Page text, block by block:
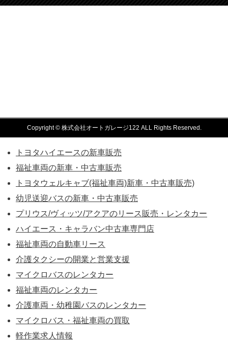
Copyright © 株式会社オートガレージ122 ALL Rights Reserved.
トヨタハイエースの新車販売
福祉車両の新車・中古車販売
トヨタウェルキャブ(福祉車両)新車・中古車販売)
幼児送迎バスの新車・中古車販売
プリウス/ヴィッツ/アクアのリース販売・レンタカー
ハイエース・キャラバン中古車専門店
福祉車両の自動車リース
介護タクシーの開業と営業支援
マイクロバスのレンタカー
福祉車両のレンタカー
介護車両・幼稚園バスのレンタカー
マイクロバス・福祉車両の買取
軽作業求人情報